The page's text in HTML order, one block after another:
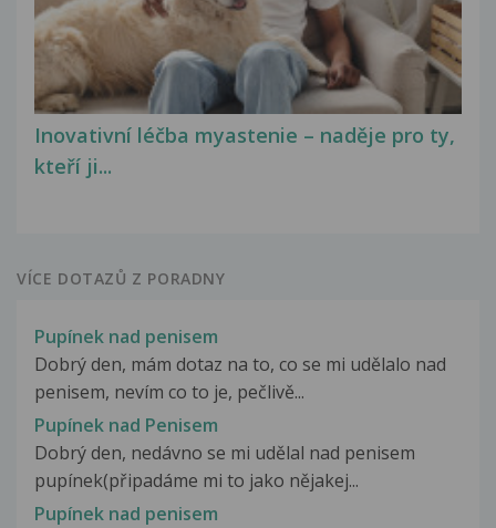
Inovativní léčba myastenie – naděje pro ty,
kteří ji...
VÍCE DOTAZŮ Z PORADNY
Pupínek nad penisem
Dobrý den, mám dotaz na to, co se mi udělalo nad
penisem, nevím co to je, pečlivě...
Pupínek nad Penisem
Dobrý den, nedávno se mi udělal nad penisem
pupínek(připadáme mi to jako nějakej...
Pupínek nad penisem